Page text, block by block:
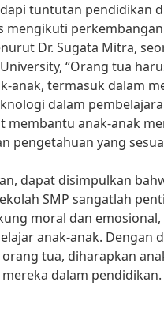
tuntutan pendidikan
mengikuti
Dr. Sugata Mitra,
“Orang tua
anak, termasuk dalam
dalam
membantu anak-anak
pengetahuan yang
dapat disimpulkan
SMP sangatlah
moral dan
anak-anak. Dengan
tua, diharapkan
dalam pendidikan.